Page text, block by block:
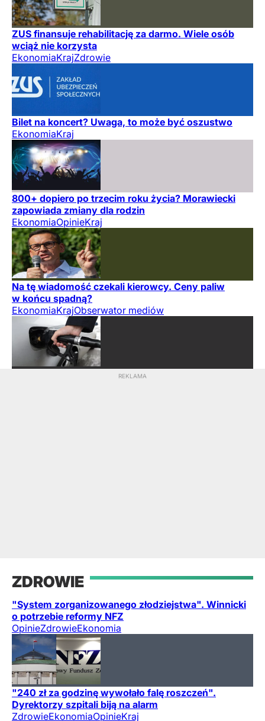
ZUS finansuje rehabilitację za darmo. Wiele osób
wciąż nie korzysta
EkonomiaKrajZdrowie
Bilet na koncert? Uwaga, to może być oszustwo
EkonomiaKraj
800+ dopiero po trzecim roku życia? Morawiecki
zapowiada zmiany dla rodzin
EkonomiaOpinieKraj
Na tę wiadomość czekali kierowcy. Ceny paliw
w końcu spadną?
EkonomiaKrajObserwator mediów
ZDROWIE
"System zorganizowanego złodziejstwa". Winnicki
o potrzebie reformy NFZ
OpinieZdrowieEkonomia
"240 zł za godzinę wywołało falę roszczeń".
Dyrektorzy szpitali biją na alarm
ZdrowieEkonomiaOpinieKraj